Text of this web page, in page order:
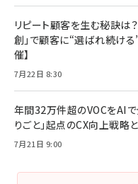
リピート顧客を生む秘訣は
創」で顧客に“選ばれ続け
催】
7月22日 8:30
年間32万件超のVOCをAIで
りごと」起点のCX向上戦略
7月21日 9:00